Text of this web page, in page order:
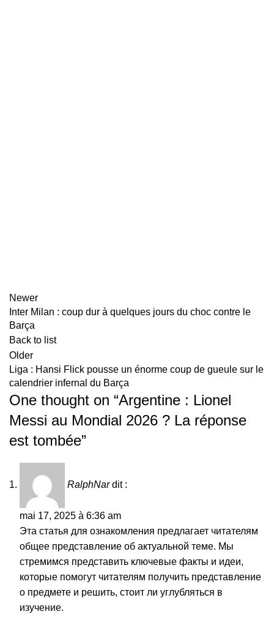
Newer
Inter Milan : coup dur à quelques jours du choc contre le
Barça
Back to list
Older
Liga : Hansi Flick pousse un énorme coup de gueule sur le
calendrier infernal du Barça
One thought on “Argentine : Lionel
Messi au Mondial 2026 ? La réponse
est tombée”
RalphNar dit :
mai 17, 2025 à 6:36 am
Эта статья для ознакомления предлагает читателям
общее представление об актуальной теме. Мы
стремимся представить ключевые факты и идеи,
которые помогут читателям получить представление
о предмете и решить, стоит ли углубляться в
изучение.